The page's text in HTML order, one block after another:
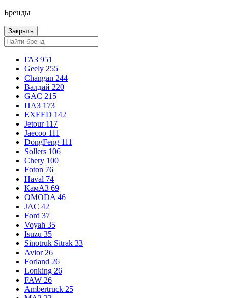
Бренды
Закрыть
ГАЗ 951
Geely 255
Changan 244
Валдай 220
GAC 215
ПАЗ 173
EXEED 142
Jetour 117
Jaecoo 111
DongFeng 111
Sollers 106
Chery 100
Foton 76
Haval 74
КамАЗ 69
OMODA 46
JAC 42
Ford 37
Voyah 35
Isuzu 35
Sinotruk Sitrak 33
Avior 26
Forland 26
Lonking 26
FAW 26
Ambertruck 25